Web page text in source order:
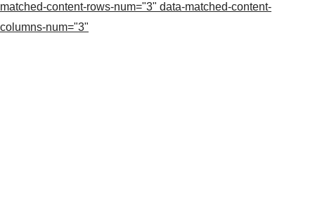
matched-content-rows-num="3" data-matched-content-
columns-num="3"